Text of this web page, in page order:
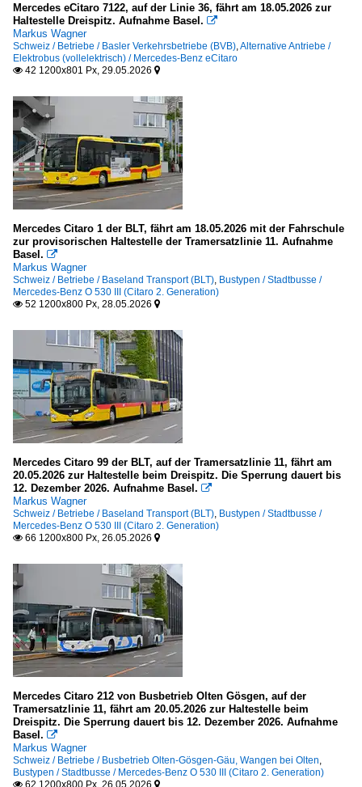
Mercedes eCitaro 7122, auf der Linie 36, fährt am 18.05.2026 zur
Haltestelle Dreispitz. Aufnahme Basel. 
Markus Wagner
Schweiz / Betriebe / Basler Verkehrsbetriebe (BVB) Alternative Antriebe /
Elektrobus (vollelektrisch) / Mercedes-Benz eCitaro
 42 1200x801 Px, 29.05.2026 
Mercedes Citaro 1 der BLT, fährt am 18.05.2026 mit der Fahrschule
zur provisorischen Haltestelle der Tramersatzlinie 11. Aufnahme
Basel. 
Markus Wagner
Schweiz / Betriebe / Baseland Transport (BLT) Bustypen / Stadtbusse /
Mercedes-Benz O 530 III (Citaro 2. Generation)
 52 1200x800 Px, 28.05.2026 
Mercedes Citaro 99 der BLT, auf der Tramersatzlinie 11, fährt am
20.05.2026 zur Haltestelle beim Dreispitz. Die Sperrung dauert bis
12. Dezember 2026. Aufnahme Basel. 
Markus Wagner
Schweiz / Betriebe / Baseland Transport (BLT) Bustypen / Stadtbusse /
Mercedes-Benz O 530 III (Citaro 2. Generation)
 66 1200x800 Px, 26.05.2026 
Mercedes Citaro 212 von Busbetrieb Olten Gösgen, auf der
Tramersatzlinie 11, fährt am 20.05.2026 zur Haltestelle beim
Dreispitz. Die Sperrung dauert bis 12. Dezember 2026. Aufnahme
Basel. 
Markus Wagner
Schweiz / Betriebe / Busbetrieb Olten-Gösgen-Gäu, Wangen bei Olten
Bustypen / Stadtbusse / Mercedes-Benz O 530 III (Citaro 2. Generation)
 62 1200x800 Px, 26.05.2026 